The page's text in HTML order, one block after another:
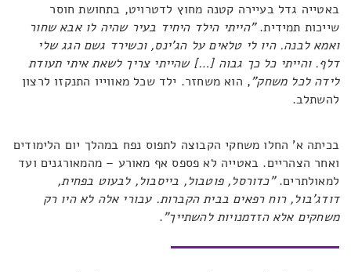
באטייה גדל בעיירה קטנה מחוץ לדטרויט, בתחושת חוסר
שייכות תמידית."הייתי הילד היחיד בעיר שהיה לו אבא שחור
ואמא לבנה. היו לי טלאים על הג'ינס, וכשירד גשם הגג שלי
דלף. והייתי כל כך גבוה […] שהייתי צריך לשאת איתי תעודת
לידה לכל משחק", הוא משחזר. ילד שכל מאווייו התנקזו לרצון
להשתלב.
בכיתה א' החלו משחקי הקבוצה לתפוס נפח במהלך יום הלימודים
ואחר הצהריים. באטייה לא פספס אף מאורע – מהמאורגנים ועד
למאולתרים."כדורסל, פוטבול, בייסבול, לבעוט בפחית,
דודג'בול, רוח רפאים בבית הקברות. עבורי אלה לא היו רק
משחקים אלא הזדמנויות להשתייך".